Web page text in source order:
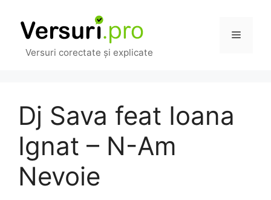
conținut
Versuri corectate și explicate
Meniu
Dj Sava feat Ioana
Ignat – N-Am
Nevoie